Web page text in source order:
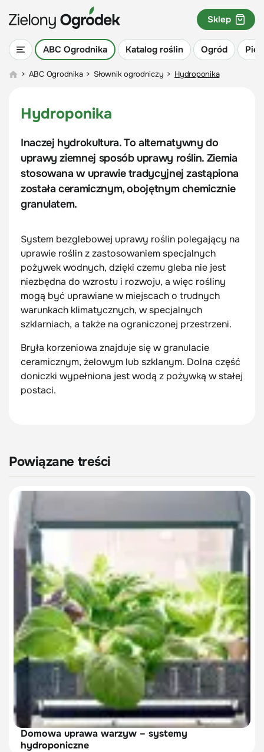
ABC Ogrodnika Katalog roślin Ogród
Sklep
> ABC Ogrodnika > Słownik ogrodniczy > Hydroponika
Hydroponika
Inaczej hydrokultura. To alternatywny do
uprawy ziemnej sposób uprawy roślin. Ziemia
stosowana w uprawie tradycyjnej zastąpiona
została ceramicznym, obojętnym chemicznie
granulatem.
System bezglebowej uprawy roślin polegający na
uprawie roślin z zastosowaniem specjalnych
pożywek wodnych, dzięki czemu gleba nie jest
niezbędna do wzrostu i rozwoju, a więc rośliny
mogą być uprawiane w miejscach o trudnych
warunkach klimatycznych, w specjalnych
szklarniach, a także na ograniczonej przestrzeni.
Bryła korzeniowa znajduje się w granulacie
ceramicznym, żelowym lub szklanym. Dolna część
doniczki wypełniona jest wodą z pożywką w stałej
postaci.
Powiązane treści
Domowa uprawa warzyw – systemy
hydroponiczne